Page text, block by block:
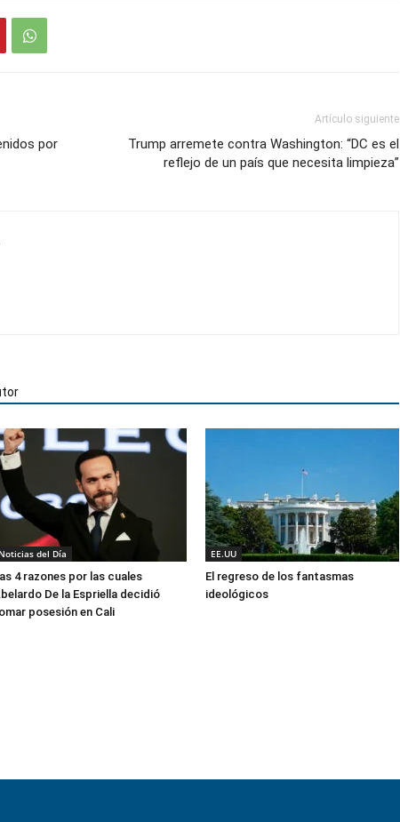
por
Artículo siguiente
Trump arremete contra Washington: “DC es el
reflejo de un país que necesita limpieza”
Noticias del Día
4 razones por las cuales
De la Espriella decidió
posesión en Cali
EE.UU
El regreso de los fantasmas
ideológicos